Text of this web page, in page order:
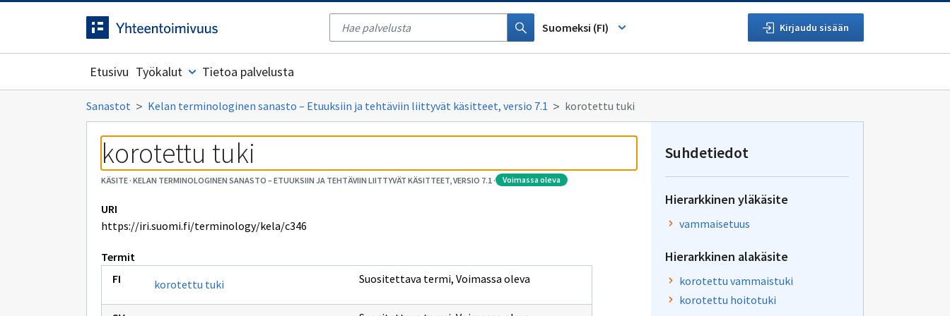
Siirrytty
Tyhjennä
haku
Suomeksi (FI) Kirjaudu sisään
Etusivu Työkalut Tietoa palvelusta
Sanastot Kelan terminologinen sanasto – Etuuksiin ja tehtäviin liittyvät käsitteet, versio 7.1 korotettu tuki
korotettu tuki
KÄSITE· KELAN TERMINOLOGINEN SANASTO – ETUUKSIIN JA TEHTÄVIIN LIITTYVÄT KÄSITTEET, VERSIO 7.1 · voimassa oleva
URI
https://iri.suomi.fi/terminology/kela/c346
Termit
korotettu tuki
Suositettava termi, Voimassa oleva
Suhdetiedot
Hierarkkinen yläkäsite
vammaisetuus
Hierarkkinen alakäsite
korotettu vammaistuki
korotettu hoitotuki